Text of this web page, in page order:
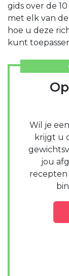
gids over de
met elk van
hoe u deze
kunt
Wil je
krijgt u
jou
recepten